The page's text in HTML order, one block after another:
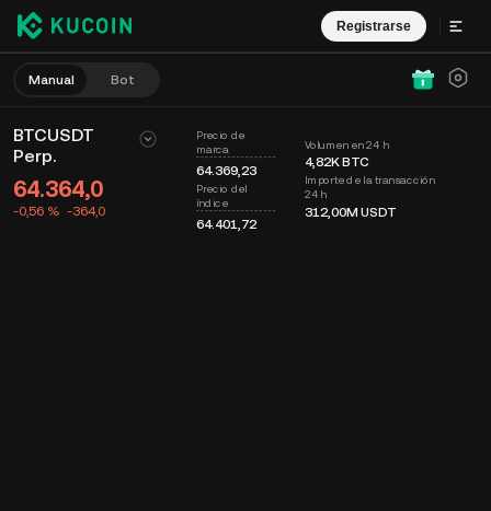
Registrarse
Manual Bot
BTCUSDT
Perp.
64.364,0
-0,56 % -364,0
Precio de
marca
64.369,23
Precio del
índice
64.401,72
Volumen en 24 h
4,82KBTC
Importe de la transacción
24 h
312,00M USDT